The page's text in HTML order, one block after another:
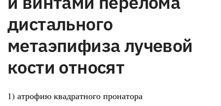
дистального
метаэпифиза лучевой
кости относят
1) атрофию квадратного пронатора